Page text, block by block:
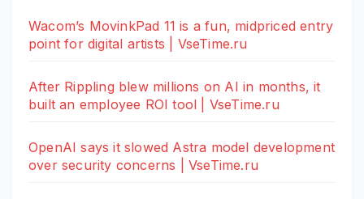
Wacom’s MovinkPad 11 is a fun, midpriced entry
point for digital artists | VseTime.ru
After Rippling blew millions on AI in months, it
built an employee ROI tool | VseTime.ru
OpenAI says it slowed Astra model development
over security concerns | VseTime.ru